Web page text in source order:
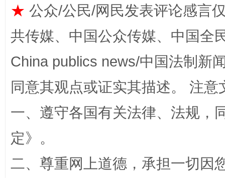
解纷+调解+退费，一次搞定
★ 公众/公民/网民发表评论感言
共传媒、中国公众传媒、中国全
China publics news/中国法制新
同意其观点或证实其描述。 注
一、遵守各国有关法律、法规，
定》。
二、尊重网上道德，承担一切因